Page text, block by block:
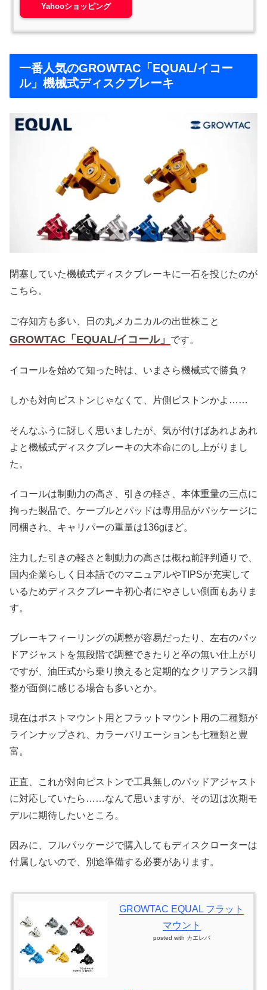
Yahooショッピング
一番人気のGROWTAC「EQUAL/イコー
ル」機械式ディスクブレーキ
閉塞していた機械式ディスクブレーキに一石を投じたのが
こちら。
ご存知方も多い、日の丸メカニカルの出世株こと
GROWTAC「EQUAL/イコール」 です。
イコールを始めて知った時は、いまさら機械式で勝負？
しかも対向ピストンじゃなくて、片側ピストンかよ……
そんなふうに訝しく思いましたが、気が付けばあれよあれ
よと機械式ディスクブレーキの大本命にのし上がりまし
た。
イコールは制動力の高さ、引きの軽さ、本体重量の三点に
拘った製品で、ケーブルとパッドは専用品がパッケージに
同梱され、キャリパーの重量は136gほど。
注力した引きの軽さと制動力の高さは概ね前評判通りで、
国内企業らしく日本語でのマニュアルやTIPSが充実して
いるためディスクブレーキ初心者にやさしい側面もありま
す。
ブレーキフィーリングの調整が容易だったり、左右のパッ
ドアジャストを無段階で調整できたりと卒の無い仕上がり
ですが、油圧式から乗り換えると定期的なクリアランス調
整が面倒に感じる場合も多いとか。
現在はポストマウント用とフラットマウント用の二種類が
ラインナップされ、カラーバリエーションも七種類と豊
富。
正直、これが対向ピストンで工具無しのパッドアジャスト
に対応していたら……なんて思いますが、その辺は次期モ
デルに期待したいところ。
因みに、フルパッケージで購入してもディスクローターは
付属しないので、別途準備する必要があります。
GROWTAC EQUAL フラット
マウント
posted with カエレバ